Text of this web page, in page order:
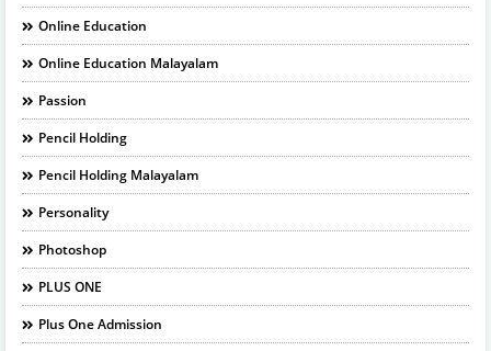
Online Education
Online Education Malayalam
Passion
Pencil Holding
Pencil Holding Malayalam
Personality
Photoshop
PLUS ONE
Plus One Admission